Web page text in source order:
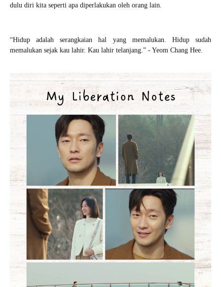
dulu diri kita seperti apa diperlakukan oleh orang lain.
“Hidup adalah serangkaian hal yang memalukan. Hidup sudah
memalukan sejak kau lahir. Kau lahir telanjang.” - Yeom Chang Hee.